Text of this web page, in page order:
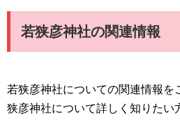
若狭彦神社の関連情報
若狭彦神社についての関連情報を
狭彦神社について詳しく知りたい